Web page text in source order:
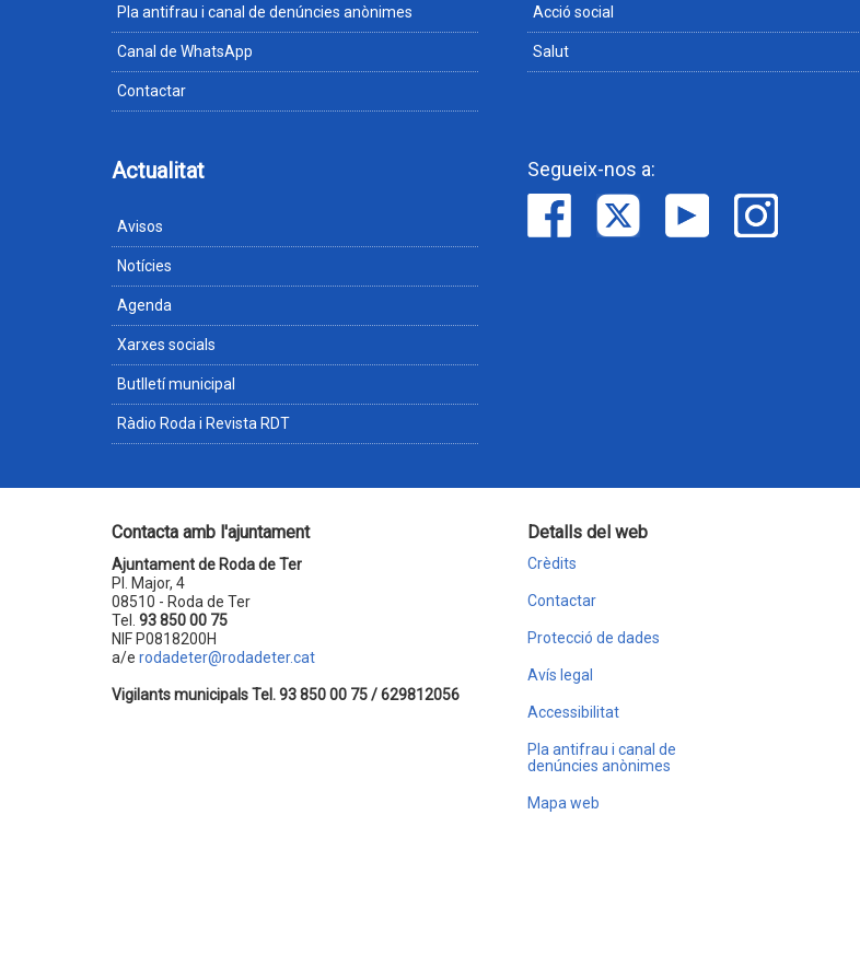
Pla antifrau i canal de denúncies anònimes
Canal de WhatsApp
Contactar
Acció social
Salut
Actualitat
Avisos
Notícies
Agenda
Xarxes socials
Butlletí municipal
Ràdio Roda i Revista RDT
Segueix-nos a:
Contacta amb l'ajuntament
Ajuntament de Roda de Ter
Pl. Major, 4
08510 - Roda de Ter
Tel. 93 850 00 75
NIF P0818200H
a/e rodadeter@rodadeter.cat
Vigilants municipals Tel. 93 850 00 75 / 629812056
Detalls del web
Crèdits
Contactar
Protecció de dades
Avís legal
Accessibilitat
Pla antifrau i canal de
denúncies anònimes
Mapa web